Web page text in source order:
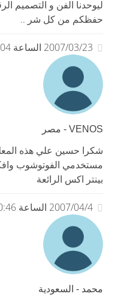
ليوحدنا الفن و التصميم
حفظكم من كل شر ..
2007/03/23 الساعة 17:04
VENOS - مصر
شكرا حسين علي هذه
مستخدمي الفوتوشوب
بينتر اكس الرائعة
2007/04/4 الساعة 00:46
محمد - السعودية